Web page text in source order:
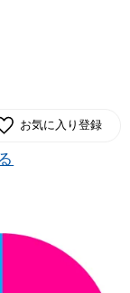
お気に入り登録